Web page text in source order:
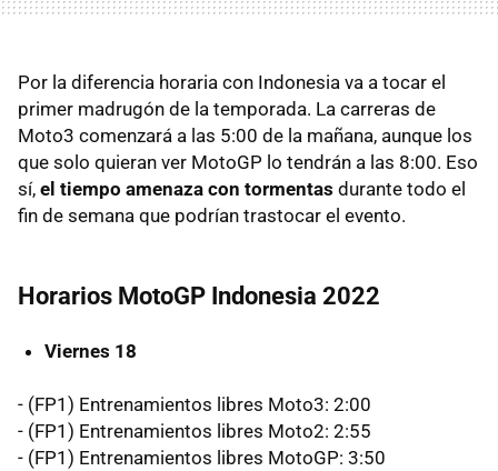
Por la diferencia horaria con Indonesia va a tocar el
primer madrugón de la temporada. La carreras de
Moto3 comenzará a las 5:00 de la mañana, aunque los
que solo quieran ver MotoGP lo tendrán a las 8:00. Eso
sí, el tiempo amenaza con tormentas durante todo el
fin de semana que podrían trastocar el evento.
Horarios MotoGP Indonesia 2022
Viernes 18
- (FP1) Entrenamientos libres Moto3: 2:00
- (FP1) Entrenamientos libres Moto2: 2:55
- (FP1) Entrenamientos libres MotoGP: 3:50